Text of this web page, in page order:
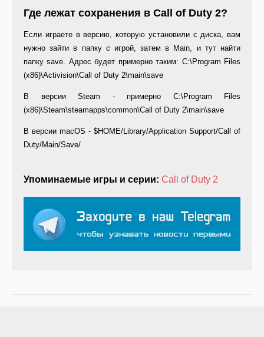
Где лежат сохранения в Call of Duty 2?
Если играете в версию, которую установили с диска, вам
нужно зайти в папку с игрой, затем в Main, и тут найти
папку save. Адрес будет примерно таким: C:\Program Files
(x86)\Activision\Call of Duty 2\main\save
В версии Steam - примерно C:\Program Files
(x86)\Steam\steamapps\common\Call of Duty 2\main\save
В версии macOS - $HOME/Library/Application Support/Call of
Duty/Main/Save/
Упоминаемые игры и серии: Call of Duty 2